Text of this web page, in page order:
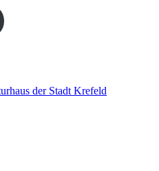
der Stadt Krefeld